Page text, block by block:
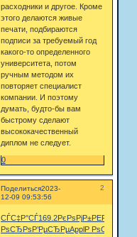
расходники и другое. Кроме
этого делаются живые
печати, подбираются
подписи за требуемый год
какого-то определенного
университета, потом
ручным методом их
повторяет специалист
компании. И поэтому
думать, будто-бы вам
быстрому сделают
высококачественный
диплом не следует.
0
Поделиться 2
2023-
12-09 09:53:56
СЃС‡Р°СЃ169.2РєРѕРјР±PERF
РѕСЂРѕР’РµСЂРµApplР РѕСЃСЃ